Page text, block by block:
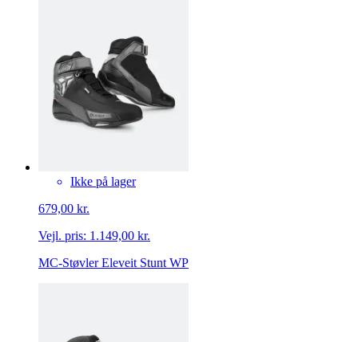
Ikke på lager
679,00 kr.
Vejl. pris: 1.149,00 kr.
MC-Støvler Eleveit Stunt WP